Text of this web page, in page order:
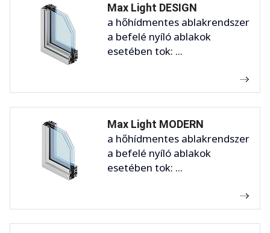
Max Light DESIGN
a hőhídmentes ablakrendszer
a befelé nyíló ablakok
esetében tok: ...
Max Light MODERN
a hőhídmentes ablakrendszer
a befelé nyíló ablakok
esetében tok: ...